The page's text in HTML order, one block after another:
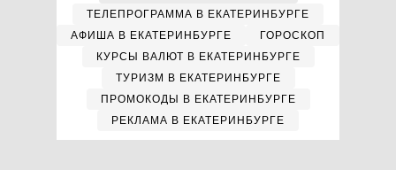
ТЕЛЕПРОГРАММА В ЕКАТЕРИНБУРГЕ
АФИША В ЕКАТЕРИНБУРГЕ
ГОРОСКОП
КУРСЫ ВАЛЮТ В ЕКАТЕРИНБУРГЕ
ТУРИЗМ В ЕКАТЕРИНБУРГЕ
ПРОМОКОДЫ В ЕКАТЕРИНБУРГЕ
РЕКЛАМА В ЕКАТЕРИНБУРГЕ